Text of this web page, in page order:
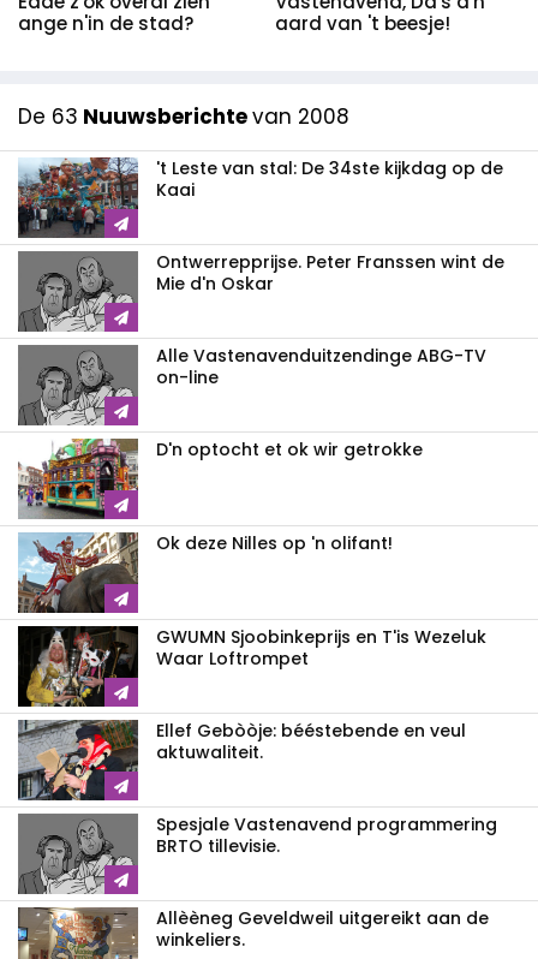
ange n'in de stad?
aard van 't beesje!
De 63 Nuuwsberichtevan 2008
't Leste van stal: De 34ste kijkdag op de
Kaai
Ontwerrepprijse. Peter Franssen wint de
Mie d'n Oskar
Alle Vastenavend­uitzendinge ABG-TV
on-line
D'n optocht et ok wir getrokke
Ok deze Nilles op 'n olifant!
GWUMN Sjoobinkeprijs en T'is Wezeluk
Waar Loftrompet
Ellef Gebòòje: bééstebende en veul
aktuwaliteit.
Spesjale Vastenavend programmering
BRTO tillevisie.
Allèèneg Geveldweil uitgereikt aan de
winkeliers.